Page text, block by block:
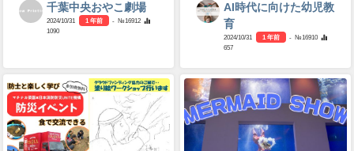
千葉中央おやこ劇場
2024/10/31 1 年前
- №16912
1090
AI時代に向けた幼児教
育
2024/10/31 1 年前
- №16910
657